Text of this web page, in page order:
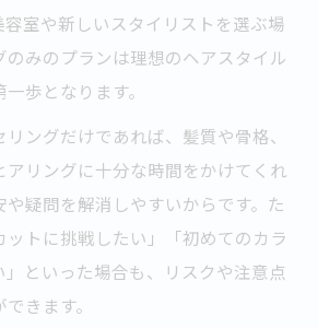
容室や新しいスタイリストを選ぶ場
みのプランは理想のヘアスタイル
歩となります。
ングだけであれば、髪質や骨格、
アリングに十分な時間をかけてくれ
疑問を解消しやすいからです。た
ットに挑戦したい」「初めてのカラ
」といった場合も、リスクや注意点
きます。